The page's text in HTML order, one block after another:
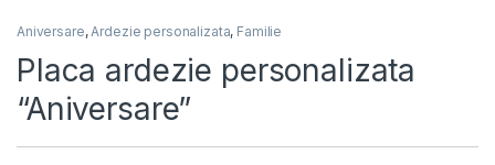
Aniversare, Ardezie personalizata, Familie
Placa ardezie personalizata
“Aniversare”